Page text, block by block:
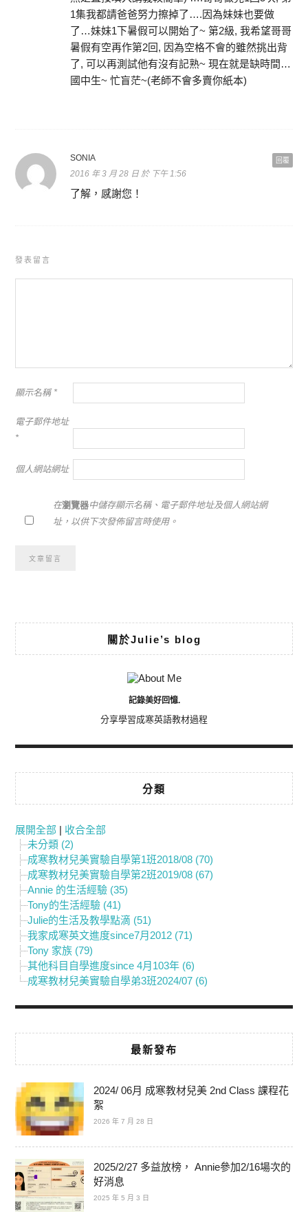
1集我都請爸爸努力擦掉了….因為妹妹也要做
了…妹妹1下暑假可以開始了~ 第2級, 我希望哥哥
暑假有空再作第2回, 因為空格不會的雖然挑出背
了, 可以再測試他有沒有記熟~ 現在就是缺時間…
國中生~ 忙盲茫~(老師不會多賣你紙本)
回覆
SONIA
2016 年 3 月 28 日 於 下午 1:56
了解，感謝您！
發表留言
顯示名稱 *
電子郵件地址
*
個人網站網址
在瀏覽器中儲存顯示名稱、電子郵件地址及個人網站網
址，以供下次發佈留言時使用。
關於Julie’s blog
記錄美好回憶.
分享學習成寒英語教材過程
分類
展開全部 | 收合全部
未分類 (2)
成寒教材兒美實驗自學第1班2018/08 (70)
成寒教材兒美實驗自學第2班2019/08 (67)
Annie 的生活經驗 (35)
Tony的生活經驗 (41)
Julie的生活及教學點滴 (51)
我家成寒英文進度since7月2012 (71)
Tony 家族 (79)
其他科目自學進度since 4月103年 (6)
成寒教材兒美實驗自學弟3班2024/07 (6)
最新發布
2024/ 06月 成寒教材兒美 2nd Class 課程花
絮
2026 年 7 月 28 日
2025/2/27 多益放榜， Annie參加2/16場次的
好消息
2025 年 5 月 3 日